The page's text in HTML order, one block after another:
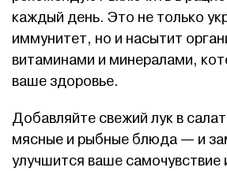
каждый день. Это не только
иммунитет, но и насытит
витаминами и минералами,
ваше здоровье.
Добавляйте свежий лук в
мясные и рыбные блюда — и
улучшится ваше самочувствие